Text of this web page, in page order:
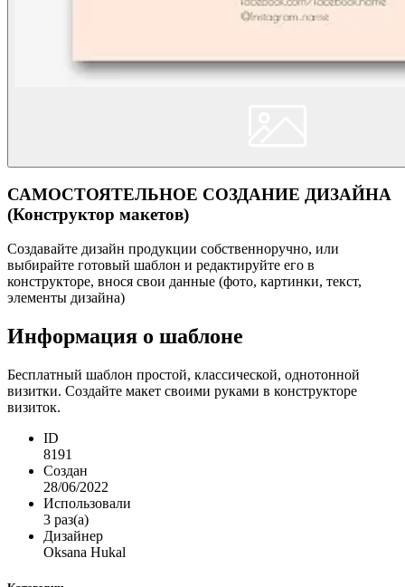
САМОСТОЯТЕЛЬНОЕ СОЗДАНИЕ ДИЗАЙНА
(Конструктор макетов)
Создавайте дизайн продукции собственноручно, или
выбирайте готовый шаблон и редактируйте его в
конструкторе, внося свои данные (фото, картинки, текст,
элементы дизайна)
Информация о шаблоне
Бесплатный шаблон простой, классической, однотонной
визитки. Создайте макет своими руками в конструкторе
визиток.
ID
8191
Создан
28/06/2022
Использовали
3 раз(а)
Дизайнер
Oksana Hukal